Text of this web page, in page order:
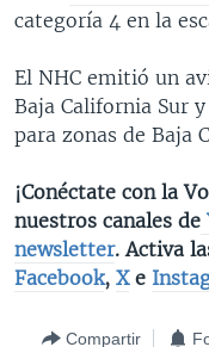
categoría 4 en la
El NHC emitió un
Baja California Sur
para zonas de Baja
¡Conéctate con la
nuestros canales de
newsletter. Activa
Facebook, Xe
Compartir